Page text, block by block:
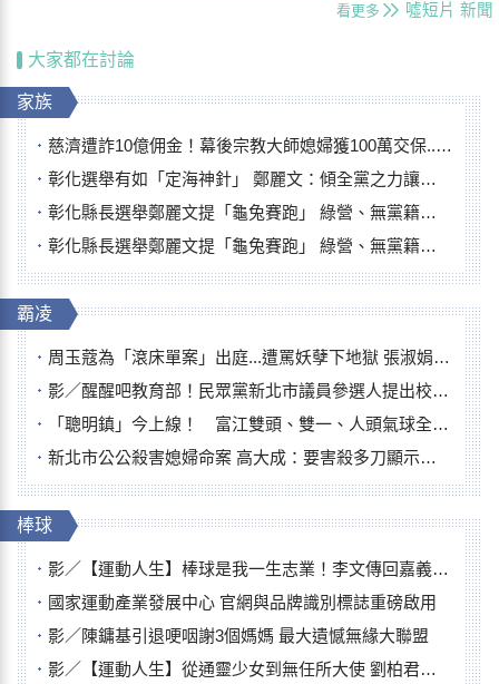
看更多 噓短片 新聞
大家都在討論
家族
慈濟遭詐10億佣金！幕後宗教大師媳婦獲100萬交保...快步奔離不發一語
彰化選舉有如「定海神針」 鄭麗文：傾全黨之力讓彰化贏
彰化縣長選舉鄭麗文提「龜兔賽跑」 綠營、無黨籍忙否認是烏龜
彰化縣長選舉鄭麗文提「龜兔賽跑」 綠營、無黨籍忙否認是烏龜
霸凌
周玉蔻為「滾床單案」出庭...遭罵妖孽下地獄 張淑娟批：舌頭殺人有罪
影／醒醒吧教育部！民眾黨新北市議員參選人提出校園反毒防線升級政見
「聰明鎮」今上線！ 富江雙頭、雙一、人頭氣球全登場
新北市公公殺害媳婦命案 高大成：要害殺多刀顯示怨恨深
棒球
影／【運動人生】棒球是我一生志業！李文傳回嘉義扎根點亮KANO精神
國家運動產業發展中心 官網與品牌識別標誌重磅啟用
影／陳鏞基引退哽咽謝3個媽媽 最大遺憾無緣大聯盟
影／【運動人生】從通靈少女到無任所大使 劉柏君女裁判人生國際發光